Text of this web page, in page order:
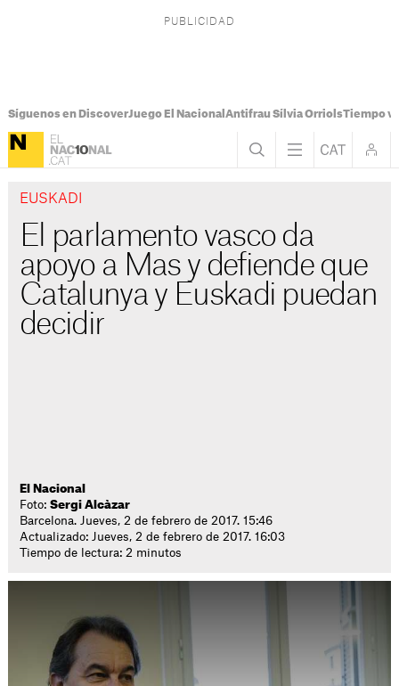
Síguenos en DiscoverJuego El Nacional Antifrau Sílvia OrriolsTiempo
EUSKADI
El parlamento vasco da
apoyo a Mas y defiende que
Catalunya y Euskadi puedan
decidir
El Nacional
Foto:Sergi Alcàzar
Barcelona. Jueves, 2 de febrero de 2017. 15:46
Actualizado: Jueves, 2 de febrero de 2017. 16:03
Tiempo de lectura: 2 minutos